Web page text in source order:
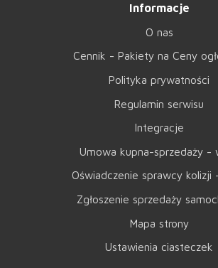
Informacje
O nas
Cennik - Pakiety na Ceny
Polityka prywatności
Regulamin serwisu
Integracje
Umowa kupna-sprzedaży -
Oświadczenie sprawcy kolizji
Zgłoszenie sprzedaży
Mapa strony
Ustawienia ciasteczek